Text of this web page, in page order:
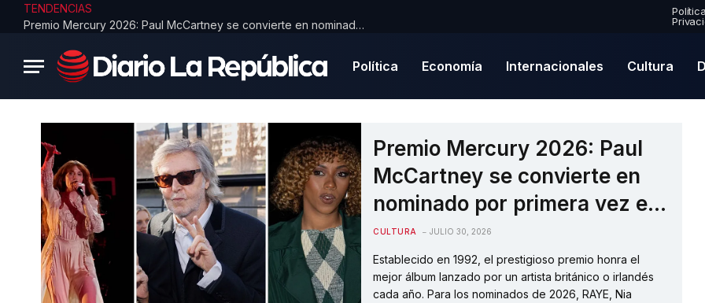
TENDENCIAS
Premio Mercury 2026: Paul McCartney se convierte en nominado por primera vez en una emocionante lista de finalistas
Política Economía Internacionales Cultura
Premio Mercury 2026: Paul
McCartney se convierte en
nominado por primera vez en
una emocionante lista de
finalistas
CULTURA JULIO 30, 2026
Establecido en 1992, el prestigioso premio honra el
mejor álbum lanzado por un artista británico o irlandés
cada año. Para los nominados de 2026, RAYE, Nia